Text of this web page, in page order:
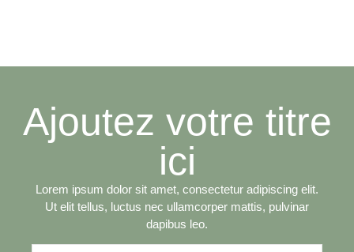
Ajoutez votre titre
ici
Lorem ipsum dolor sit amet, consectetur adipiscing elit.
Ut elit tellus, luctus nec ullamcorper mattis, pulvinar
dapibus leo.